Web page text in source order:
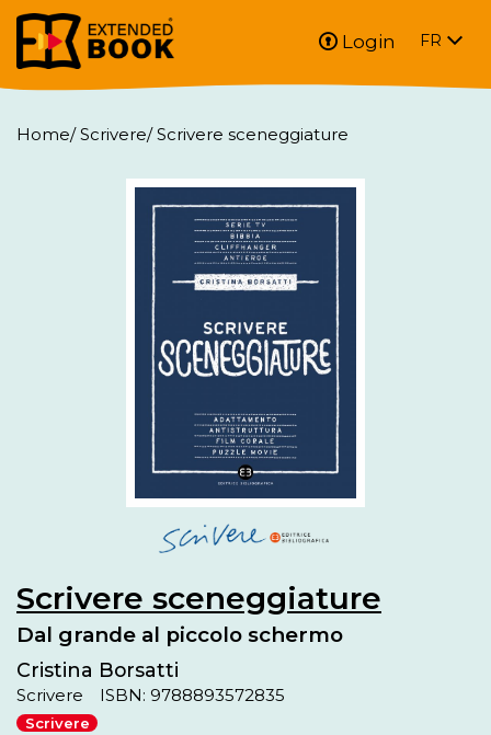
Login FR
Home/ Scrivere/ Scrivere sceneggiature
Scrivere sceneggiature
Dal grande al piccolo schermo
Cristina Borsatti
Scrivere ISBN: 9788893572835
Scrivere